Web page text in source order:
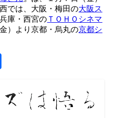
では、大阪・梅田の大阪ス
庫・西宮の ＴＯＨＯシネマ
）より京都・烏丸の京都シ